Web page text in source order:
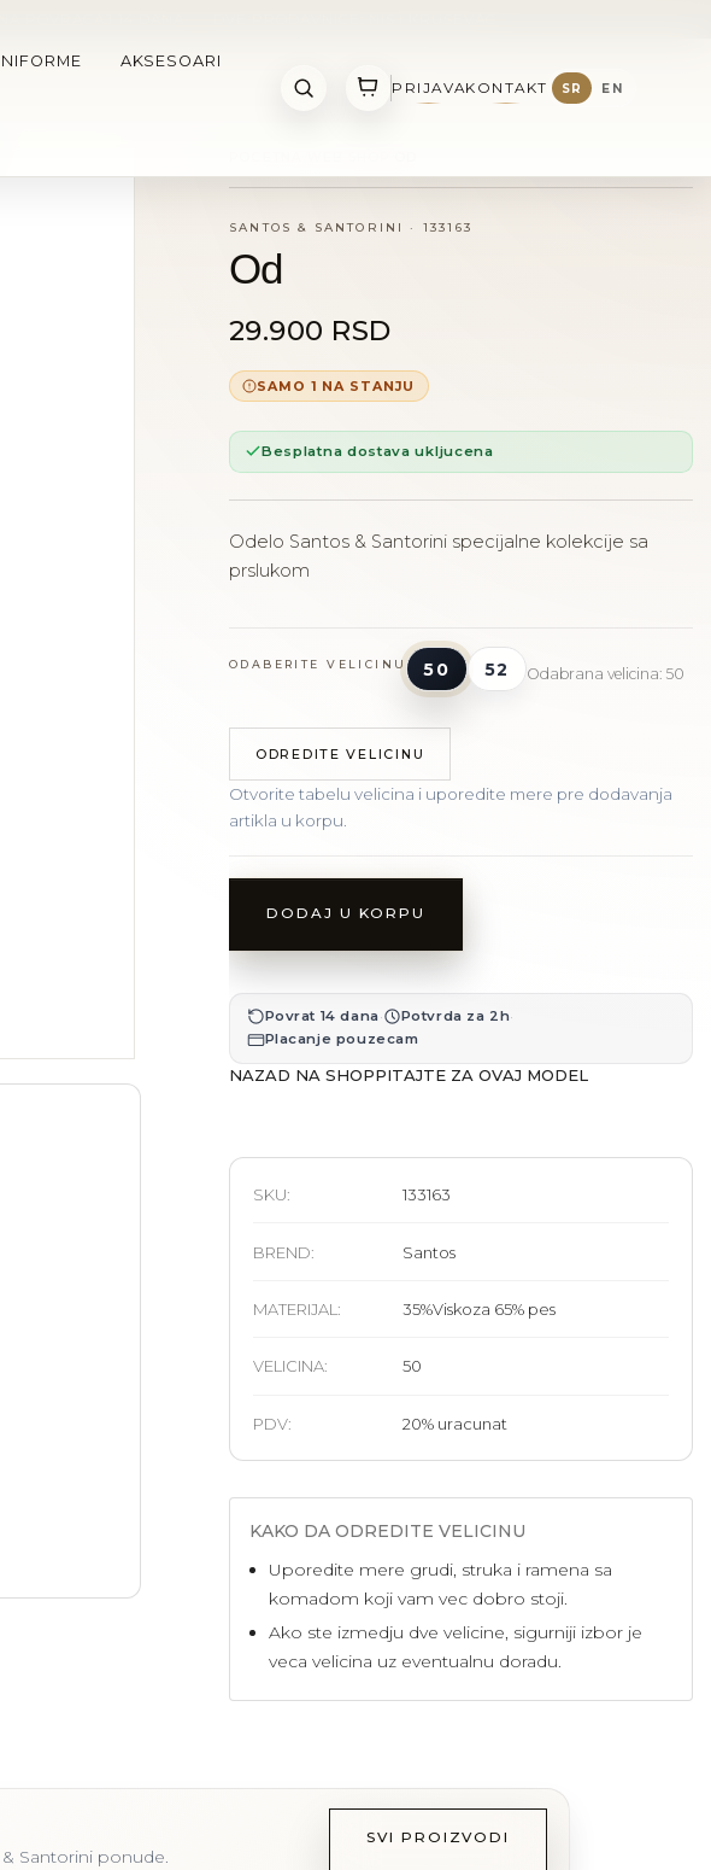
AKSESOARI
PRIJAVAKONTAKT SR EN
SANTOS & SANTORINI · 133163
Od
29.900 RSD
SAMO 1 NA STANJU
Besplatna dostava ukljucena
Odelo Santos & Santorini specijalne kolekcije sa
prslukom
ODABERITE VELICINU 50 52 Odabrana velicina: 50
ODREDITE VELICINU
Otvorite tabelu velicina i uporedite mere pre dodavanja
artikla u korpu.
DODAJ U KORPU
Povrat 14 dana· Potvrda za 2h·
Placanje pouzecam
NAZAD NA SHOPPITAJTE ZA OVAJ MODEL
SKU: 133163
BREND: Santos
MATERIJAL : 35%Viskoza 65% pes
VELICINA: 50
PDV: 20% uracunat
KAKO DA ODREDITE VELICINU
Uporedite mere grudi, struka i ramena sa
komadom koji vam vec dobro stoji.
Ako ste izmedju dve velicine, sigurniji izbor je
veca velicina uz eventualnu doradu.
Santorini ponude.
SVI PROIZVODI